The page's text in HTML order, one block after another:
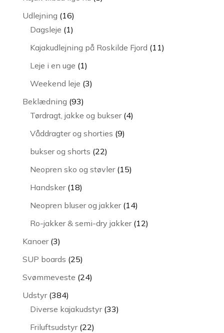
Udlejning 1616
varer
Dagsleje 11
vare
Kajakudlejning på Roskilde Fjord 1111
Leje i en uge 11
vare
Weekend leje 33
Beklædning 9393
varer
Tørdragt, jakke og bukser 44
Våddragter og shorties 99
bukser og shorts 2222
varer
Neopren sko og støvler 1515
Handsker 1818
Neopren bluser og jakker 1414
varer
Ro-jakker & semi-dry jakker 1212
Kanoer 33
varer
SUP boards 2525
varer
Svømmeveste 2424
Udstyr 384384
varer
Diverse kajakudstyr 3333
Friluftsudstyr 2222